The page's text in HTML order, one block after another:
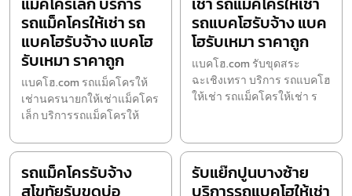
รถแม็คโครให้เช่า รถ
แบคโฮรับจ้าง แบคโฮ
รับเหมา ราคาถูก
แบคโฮ.com รถแม็คโครให้
เช่านครนายกให้เช่าแม็คโคร
เล็ก บริการรถแม็คโครให้
รถแบคโฮรับจ้าง แบค
โฮรับเหมา ราคาถูก
แบคโฮ.com รับขุดสระ
ฉะเชิงเทรา บริการ รถแบคโฮ
ให้เช่า รถแม็คโครให้เช่า ร
รถแม็คโครรับจ้าง
สุโขทัยรับขุดบ่อ
รับแย๊กปูนบางซ้าย
บริการรถแบคโฮให้เช่า